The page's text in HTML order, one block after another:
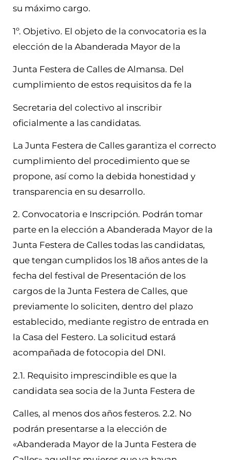
su máximo cargo.
1º. Objetivo. El objeto de la convocatoria es la
elección de la Abanderada Mayor de la
Junta Festera de Calles de Almansa. Del
cumplimiento de estos requisitos da fe la
Secretaria del colectivo al inscribir
oficialmente a las candidatas.
La Junta Festera de Calles garantiza el correcto
cumplimiento del procedimiento que se
propone, así como la debida honestidad y
transparencia en su desarrollo.
2. Convocatoria e Inscripción. Podrán tomar
parte en la elección a Abanderada Mayor de la
Junta Festera de Calles todas las candidatas,
que tengan cumplidos los 18 años antes de la
fecha del festival de Presentación de los
cargos de la Junta Festera de Calles, que
previamente lo soliciten, dentro del plazo
establecido, mediante registro de entrada en
la Casa del Festero. La solicitud estará
acompañada de fotocopia del DNI.
2.1. Requisito imprescindible es que la
candidata sea socia de la Junta Festera de
Calles, al menos dos años festeros. 2.2. No
podrán presentarse a la elección de
«Abanderada Mayor de la Junta Festera de